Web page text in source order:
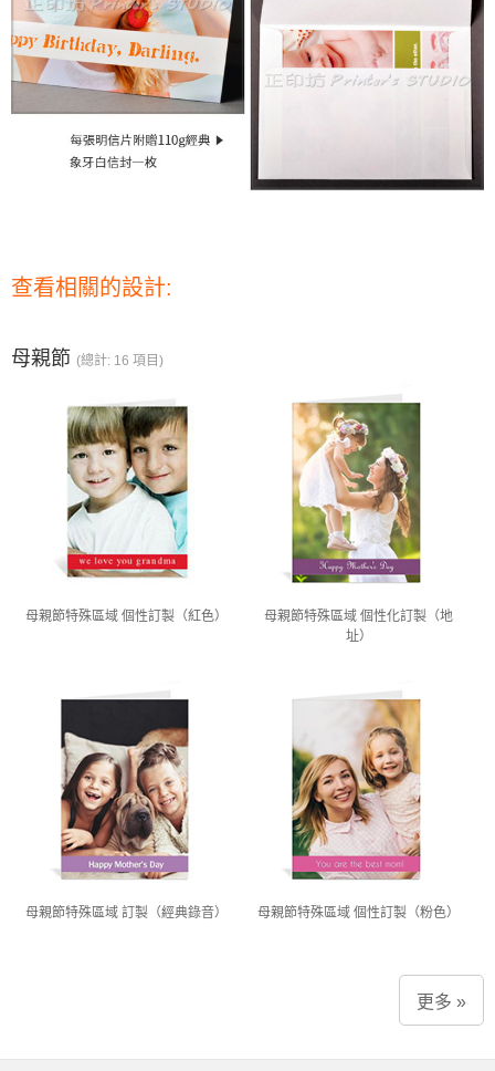
查看相關的設計:
母親節 (總計: 16 項目)
母親節特殊區域 個性訂製（紅色）
母親節特殊區域 個性化訂製（地
址）
母親節特殊區域 訂製（經典錄音） 母親節特殊區域 個性訂製（粉色）
更多 »